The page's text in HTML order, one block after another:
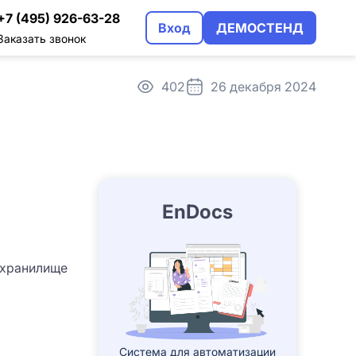
(495) 926-63-28
звонок
Вход ДЕМОСТЕНД
402 26 декабря 2024
EnDocs
Система для автоматизации
использовании